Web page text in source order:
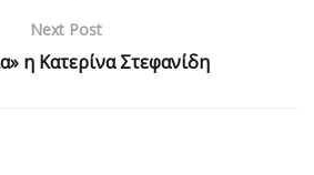
Next Post
η Κατερίνα Στεφανίδη